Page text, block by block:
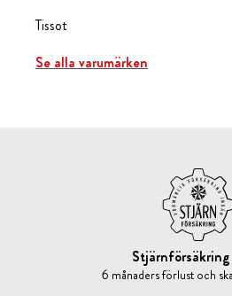
Tissot
Se alla varumärken
6 månaders förlust och